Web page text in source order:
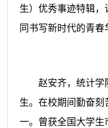
生）优秀事迹特辑
同书写新时代的青春
赵安齐，统计学
生。在校期间勤奋
一。曾获全国大学生